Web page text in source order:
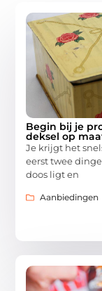
Begin bij je
deksel op
Je krijgt het
eerst twee
doos ligt en
Aanbiedingen